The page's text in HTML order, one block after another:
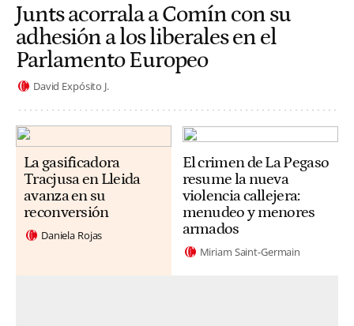
Junts acorrala a Comín con su
adhesión a los liberales en el
Parlamento Europeo
David Expósito J.
La gasificadora
Tracjusa en Lleida
avanza en su
reconversión
Daniela Rojas
El crimen de La Pegaso
resume la nueva
violencia callejera:
menudeo y menores
armados
Miriam Saint-Germain